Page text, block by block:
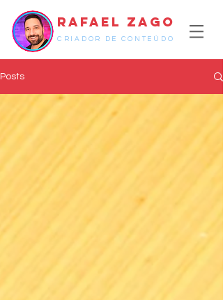
RAFAEL ZAGO
CRIADOR DE CONTEÚDO
Posts